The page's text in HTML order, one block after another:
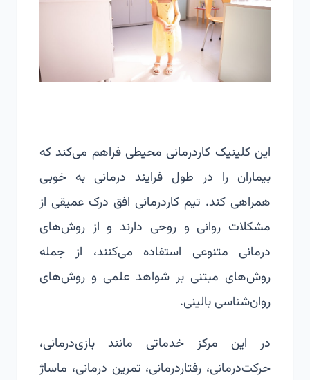
این کلینیک کاردرمانی محیطی فراهم می‌کند که
بیماران را در طول فرایند درمانی به خوبی
همراهی کند. تیم کاردرمانی افق درک عمیقی از
مشکلات روانی و روحی دارند و از روش‌های
درمانی متنوعی استفاده می‌کنند، از جمله
روش‌های مبتنی بر شواهد علمی و روش‌های
روان‌شناسی بالینی.
در این مرکز خدماتی مانند بازی‌درمانی،
حرکت‌درمانی، رفتاردرمانی، تمرین درمانی، ماساژ